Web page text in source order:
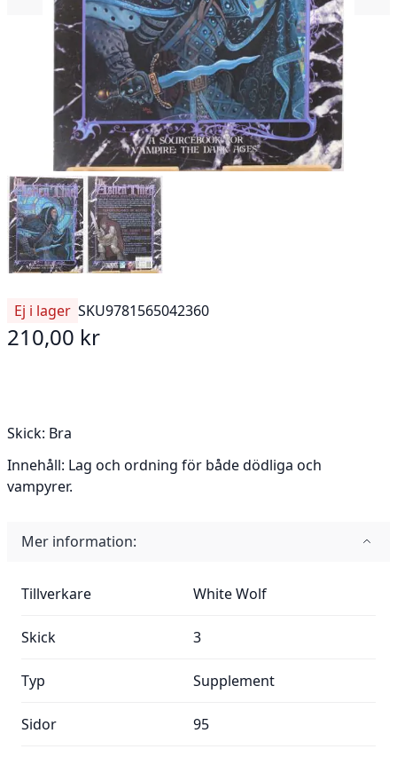
Ej i lager SKU9781565042360
210,00 kr
Skick: Bra
Innehåll: Lag och ordning för både dödliga och
vampyrer.
Mer information:
Tillverkare White Wolf
Skick 3
Typ Supplement
Sidor 95